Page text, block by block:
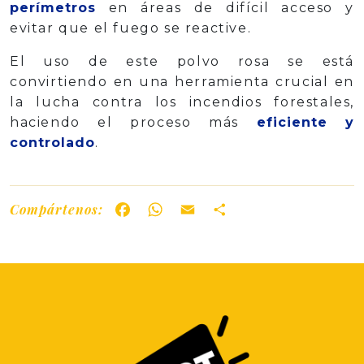
perímetros en áreas de difícil acceso y
evitar que el fuego se reactive.
El uso de este polvo rosa se está
convirtiendo en una herramienta crucial en
la lucha contra los incendios forestales,
haciendo el proceso más eficiente y
controlado.
Compártenos: FacebookWhatsApp
Email